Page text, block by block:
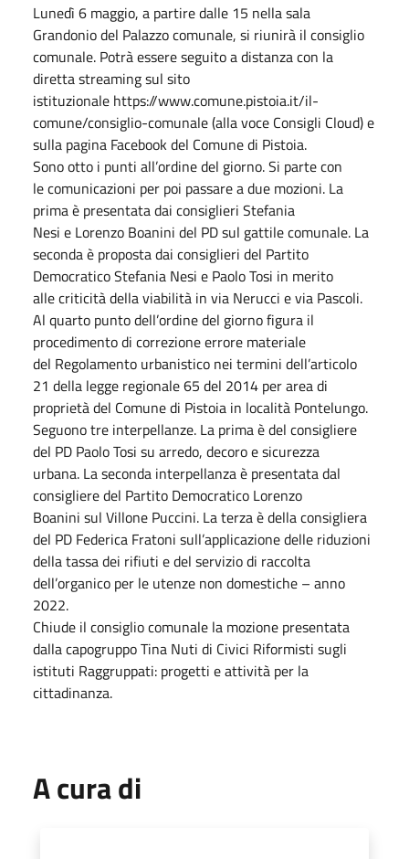
Lunedì 6 maggio, a partire dalle 15 nella sala
Grandonio del Palazzo comunale, si riunirà il consiglio
comunale. Potrà essere seguito a distanza con la
diretta streaming sul sito
istituzionale https://www.comune.pistoia.it/il-
comune/consiglio-comunale (alla voce Consigli Cloud) e
sulla pagina Facebook del Comune di Pistoia.
Sono otto i punti all’ordine del giorno. Si parte con
le comunicazioni per poi passare a due mozioni. La
prima è presentata dai consiglieri Stefania
Nesi e Lorenzo Boanini del PD sul gattile comunale. La
seconda è proposta dai consiglieri del Partito
Democratico Stefania Nesi e Paolo Tosi in merito
alle criticità della viabilità in via Nerucci e via Pascoli.
Al quarto punto dell’ordine del giorno figura il
procedimento di correzione errore materiale
del Regolamento urbanistico nei termini dell’articolo
21 della legge regionale 65 del 2014 per area di
proprietà del Comune di Pistoia in località Pontelungo.
Seguono tre interpellanze. La prima è del consigliere
del PD Paolo Tosi su arredo, decoro e sicurezza
urbana. La seconda interpellanza è presentata dal
consigliere del Partito Democratico Lorenzo
Boanini sul Villone Puccini. La terza è della consigliera
del PD Federica Fratoni sull’applicazione delle riduzioni
della tassa dei rifiuti e del servizio di raccolta
dell’organico per le utenze non domestiche – anno
2022.
Chiude il consiglio comunale la mozione presentata
dalla capogruppo Tina Nuti di Civici Riformisti sugli
istituti Raggruppati: progetti e attività per la
cittadinanza.
A cura di